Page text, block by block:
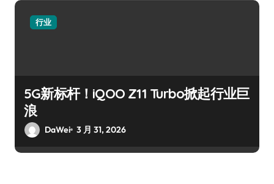
行业
5G新标杆！iQOO Z11 Turbo掀起行业巨
浪
DaWei 3 月 31, 2026